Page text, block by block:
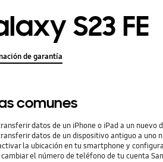
S23 FE
de garantía
comunes
datos de un iPhone o iPad a un nuevo
datos de un dispositivo antiguo a uno
la ubicación en tu smartphone y
cambiar el número de teléfono de tu cuenta